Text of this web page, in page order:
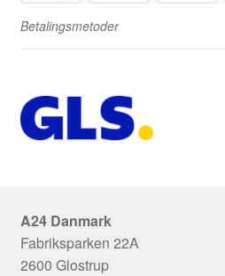
Betalingsmetoder
A24 Danmark
Fabriksparken 22A
2600 Glostrup